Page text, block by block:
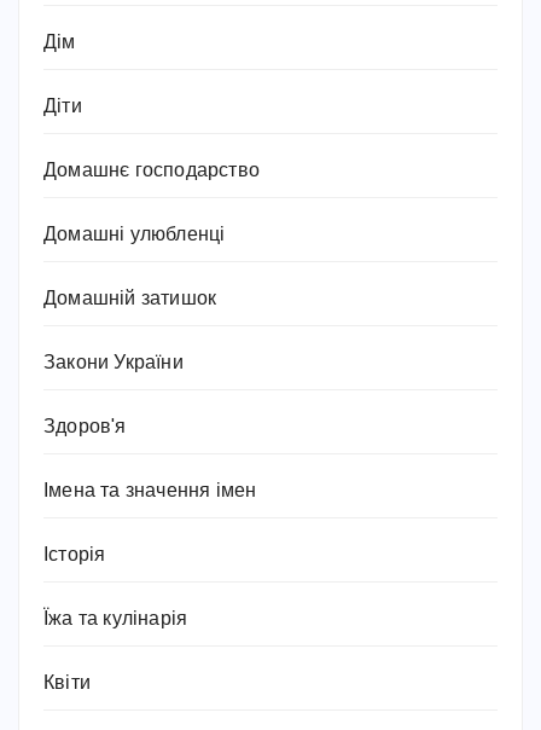
Дім
Діти
Домашнє господарство
Домашні улюбленці
Домашній затишок
Закони України
Здоров'я
Імена та значення імен
Історія
Їжа та кулінарія
Квіти